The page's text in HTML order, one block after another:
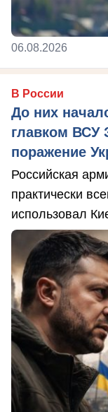
06.08.2026
В России
До них
главком ВСУ
поражение
Российская
практически
использовал